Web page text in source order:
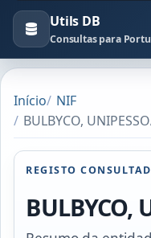
Utils DB
Consultas para
Início
NIF
BULBYCO,
REGISTO
BULBYCO,